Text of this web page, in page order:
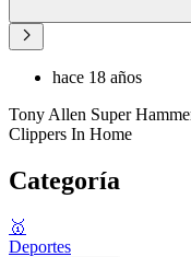
hace 18 años
Tony Allen Super
Clippers In Home
Categoría
🥇
Deportes